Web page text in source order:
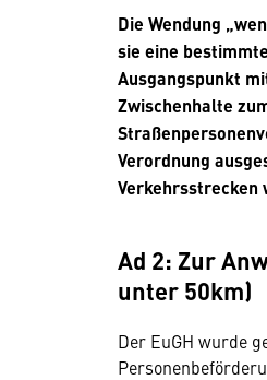
Die Wendung
sie eine
Ausgangspunkt
Zwischenhalte
Verordnung
Verkehrsstrecken
Ad 2: Zur
unter 50km)
Der EuGH wurde